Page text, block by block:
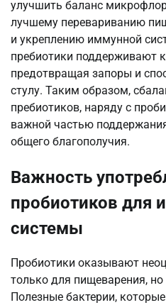
улучшить баланс
лучшему перевариванию
и укреплению иммунной
пребиотики поддерживают
предотвращая запоры и
стулу. Таким образом,
пребиотиков, наряду с
важной частью
общего благополучия.
Важность
пробиотиков для
системы
Пробиотики оказывают
только для пищеварения,
Полезные бактерии,